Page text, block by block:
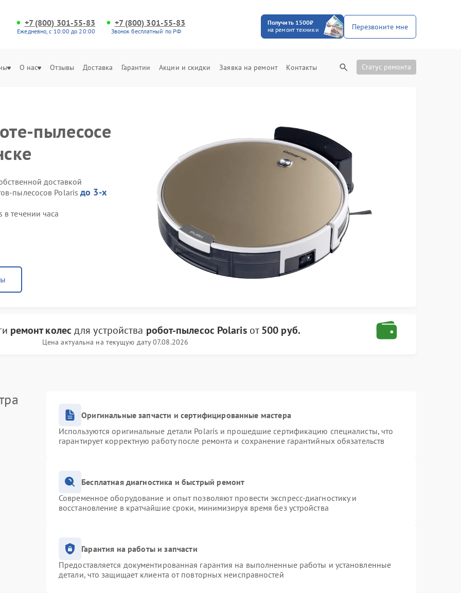
+7 (800) 301-55-83
Ежедневно, с 10:00 до 20:00
+7 (800) 301-55-83
Звонок бесплатный по РФ
Получить 1500₽
на ремонт техники
Перезвоните мне
О нас Отзывы Доставка Гарантии Акции и скидки Заявка на ремонт Контакты Статус ремонта
пылесосе
доставкой
пылесосов Polarisдо 3-х
течении часа
ремонт колес для устройства робот-пылесос Polarisот500 руб.
Цена актуальна на текущую дату 07.08.2026
Оригинальные запчасти и сертифицированные мастера
Используются оригинальные детали Polaris и прошедшие сертификацию специалисты, что
гарантирует корректную работу после ремонта и сохранение гарантийных обязательств
Бесплатная диагностика и быстрый ремонт
Современное оборудование и опыт позволяют провести экспресс-диагностику и
восстановление в кратчайшие сроки, минимизируя время без устройства
Гарантия на работы и запчасти
Предоставляется документированная гарантия на выполненные работы и установленные
детали, что защищает клиента от повторных неисправностей